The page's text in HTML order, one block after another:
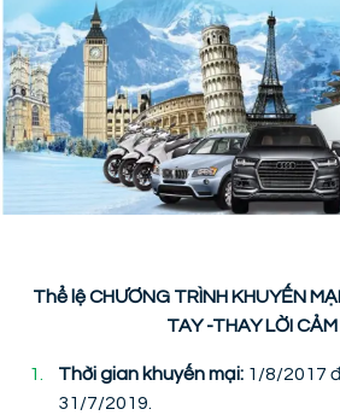
Thể lệ CHƯƠNG TRÌNH KHUYẾN
TAY -THAY LỜI
Thời gian khuyến mại: 1/8/2017
31/7/2019.